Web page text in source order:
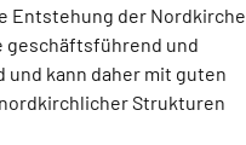
Entstehung der Nordkirche
geschäftsführend und
und kann daher mit guten
Strukturen